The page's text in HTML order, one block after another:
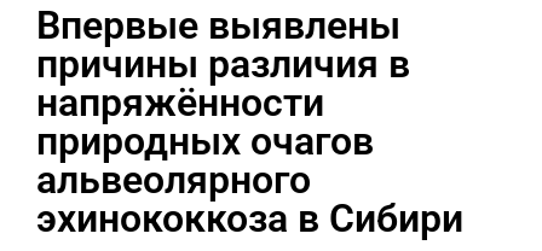
Впервые выявлены
причины различия в
напряжённости
природных очагов
альвеолярного
эхинококкоза в Сибири